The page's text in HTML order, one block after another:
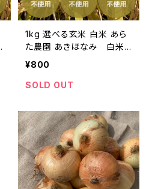
1kg 選べる玄米 白米 あら
た農園 あきほなみ 白米
玄米 農薬 化学肥料 除草
023年産
¥800
SOLD OUT